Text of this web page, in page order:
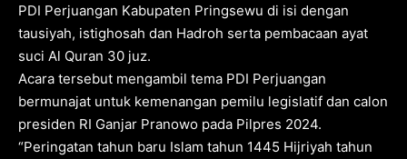
PDI Perjuangan Kabupaten Pringsewu di isi dengan
tausiyah, istighosah dan Hadroh serta pembacaan ayat
suci Al Quran 30 juz.
Acara tersebut mengambil tema PDI Perjuangan
bermunajat untuk kemenangan pemilu legislatif dan calon
presiden RI Ganjar Pranowo pada Pilpres 2024.
“Peringatan tahun baru Islam tahun 1445 Hijriyah tahun